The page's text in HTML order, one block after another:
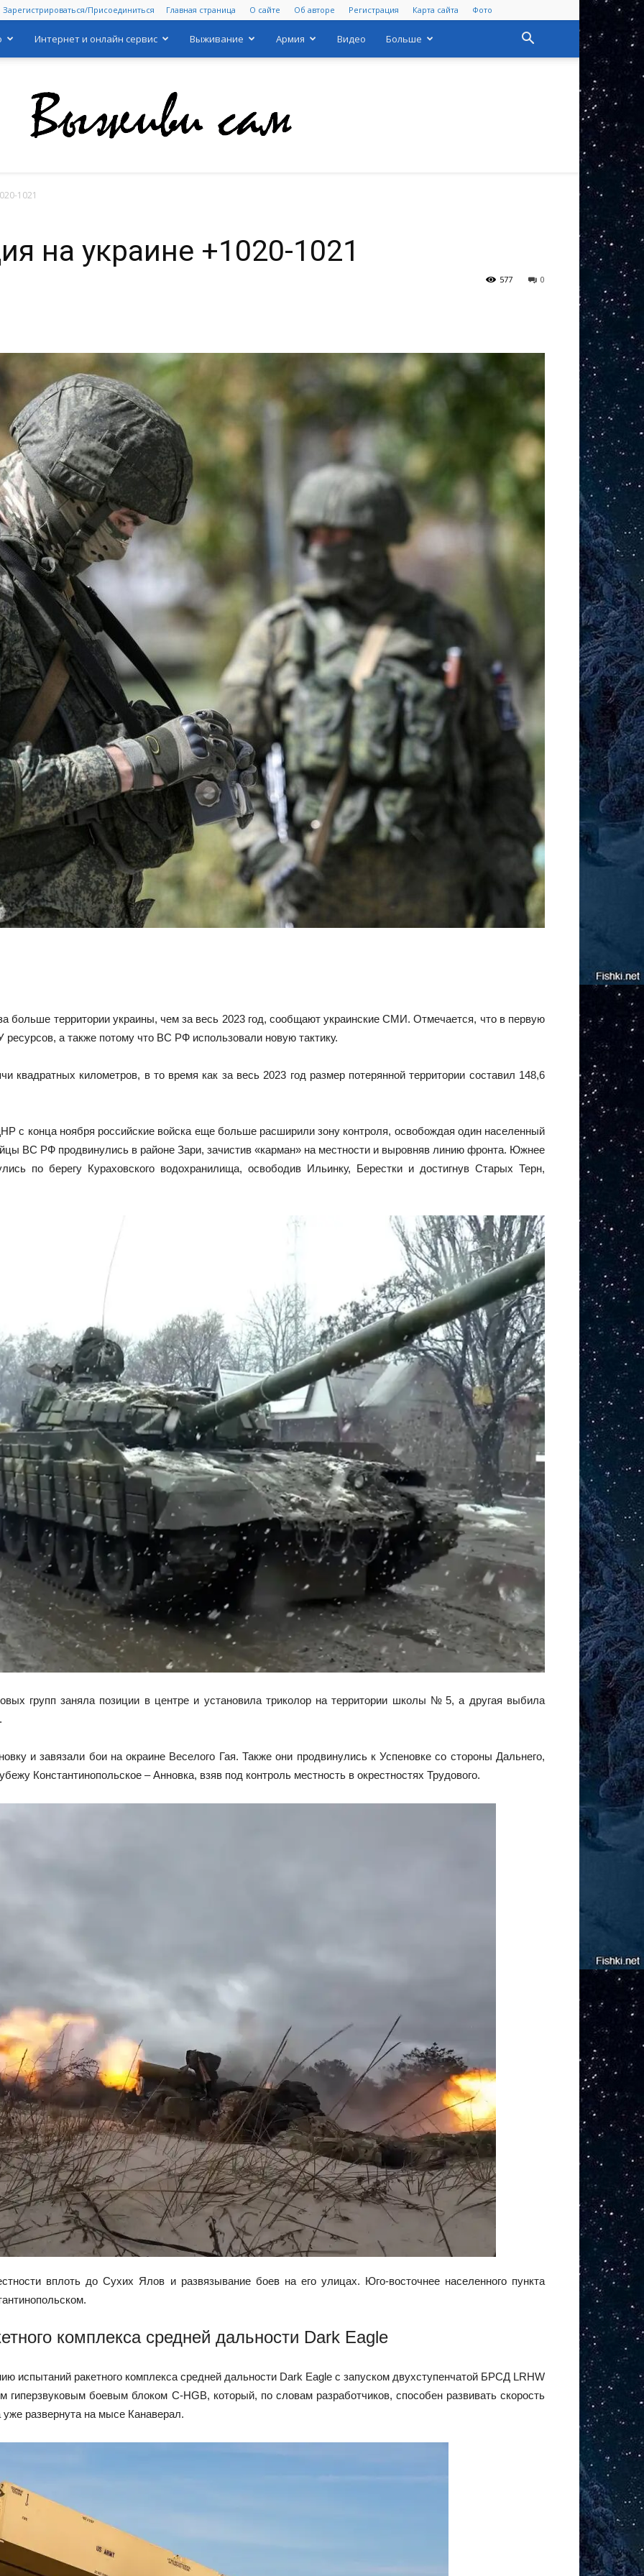
Зарегистрироваться/Присоединиться Главная страница О сайте Об авторе Регистрация Карта сайта Фото
Интернет и онлайн сервис Выживание Армия Видео Больше
1021
на украине +1020-1021
0
577
больше территории украины, чем за весь 2023 год, сообщают украинские СМИ. Отмечается, что в первую
а также потому что ВС РФ использовали новую тактику.
квадратных километров, в то время как за весь 2023 год размер потерянной территории составил 148,6
с конца ноября российские войска еще больше расширили зону контроля, освобождая один населенный
ВС РФ продвинулись в районе Зари, зачистив «карман» на местности и выровняв линию фронта. Южнее
по берегу Кураховского водохранилища, освободив Ильинку, Берестки и достигнув Старых Терн,
групп заняла позиции в центре и установила триколор на территории школы № 5, а другая выбила
и завязали бои на окраине Веселого Гая. Также они продвинулись к Успеновке со стороны Дальнего,
Константинопольское – Анновка, взяв под контроль местность в окрестностях Трудового.
вплоть до Сухих Ялов и развязывание боев на его улицах. Юго-восточнее населенного пункта
комплекса средней дальности Dark Eagle
испытаний ракетного комплекса средней дальности Dark Eagle с запуском двухступенчатой БРСД LRHW
боевым блоком C-HGB, который, по словам разработчиков, способен развивать скорость
развернута на мысе Канаверал.